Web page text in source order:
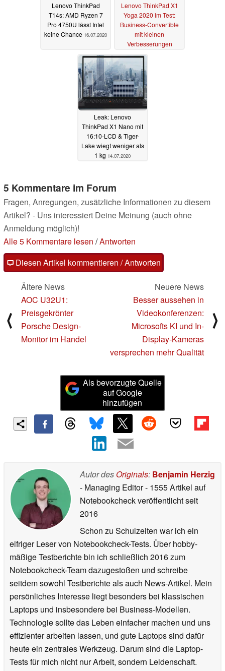
Lenovo ThinkPad
T14s: AMD Ryzen 7
Pro 4750U lässt Intel
keine Chance 16.07.2020
Lenovo ThinkPad X1
Yoga 2020 im Test:
Business-Convertible
mit kleinen
Verbesserungen
15.07.2020
Leak: Lenovo
ThinkPad X1 Nano mit
16:10-LCD & Tiger-
Lake wiegt weniger als
1 kg 14.07.2020
5 Kommentare im Forum
Fragen, Anregungen, zusätzliche Informationen zu diesem
Artikel? - Uns interessiert Deine Meinung (auch ohne
Anmeldung möglich)!
Alle 5 Kommentare lesen /Antworten
Diesen Artikel kommentieren / Antworten
⟨
Ältere News
AOC U32U1:
Preisgekrönter
Porsche Design-
Monitor im Handel
Neuere News
Besser aussehen in
Videokonferenzen:
Microsofts KI und In-
Display-Kameras
versprechen mehr Qualität
⟩
Als bevorzugte Quelle
auf Google
hinzufügen
Autor des Originals: Benjamin Herzig
- Managing Editor- 1555 Artikel auf
Notebookcheck veröffentlichtseit
2016
Schon zu Schulzeiten war ich ein
eifriger Leser von Notebookcheck-Tests. Über hobby-
mäßige Testberichte bin ich schließlich 2016 zum
Notebookcheck-Team dazugestoßen und schreibe
seitdem sowohl Testberichte als auch News-Artikel. Mein
persönliches Interesse liegt besonders bei klassischen
Laptops und insbesondere bei Business-Modellen.
Technologie sollte das Leben einfacher machen und uns
effizienter arbeiten lassen, und gute Laptops sind dafür
heute ein zentrales Werkzeug. Darum sind die Laptop-
Tests für mich nicht nur Arbeit, sondern Leidenschaft.